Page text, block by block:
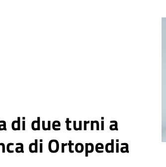
di due turni a
di Ortopedia